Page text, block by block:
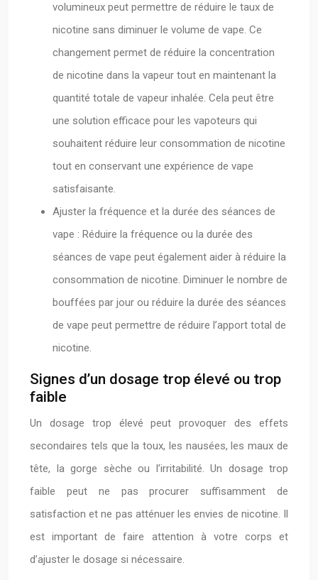
volumineux peut permettre de réduire le taux de
nicotine sans diminuer le volume de vape. Ce
changement permet de réduire la concentration
de nicotine dans la vapeur tout en maintenant la
quantité totale de vapeur inhalée. Cela peut être
une solution efficace pour les vapoteurs qui
souhaitent réduire leur consommation de nicotine
tout en conservant une expérience de vape
satisfaisante.
Ajuster la fréquence et la durée des séances de
vape : Réduire la fréquence ou la durée des
séances de vape peut également aider à réduire la
consommation de nicotine. Diminuer le nombre de
bouffées par jour ou réduire la durée des séances
de vape peut permettre de réduire l’apport total de
nicotine.
Signes d’un dosage trop élevé ou trop
faible
Un dosage trop élevé peut provoquer des effets
secondaires tels que la toux, les nausées, les maux de
tête, la gorge sèche ou l’irritabilité. Un dosage trop
faible peut ne pas procurer suffisamment de
satisfaction et ne pas atténuer les envies de nicotine. Il
est important de faire attention à votre corps et
d’ajuster le dosage si nécessaire.